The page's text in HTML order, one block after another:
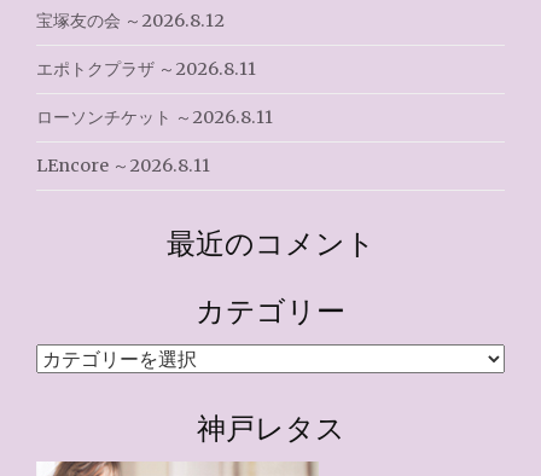
ン
宝塚友の会 ～2026.8.12
エポトクプラザ ～2026.8.11
ローソンチケット ～2026.8.11
LEncore ～2026.8.11
最近のコメント
カテゴリー
カ
神戸レタス